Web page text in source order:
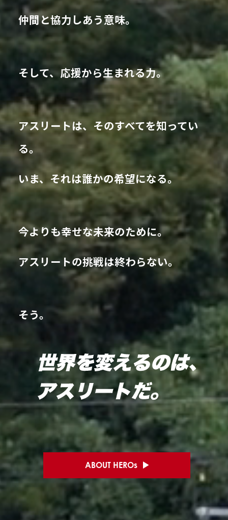
仲間と協力しあう意味。
そして、応援から生まれる力。
アスリートは、そのすべてを知ってい
る。
いま、それは誰かの希望になる。
今よりも幸せな未来のために。
アスリートの挑戦は終わらない。
そう。
ABOUT HEROs